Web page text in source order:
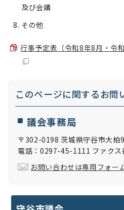
及び会議
その他
行事予定表（令和8年8月・令
このページに関するお問
議会事務局
〒302-0198 茨城県守谷市大柏
電話：0297-45-1111 ファク
お問い合わせは専用フォー